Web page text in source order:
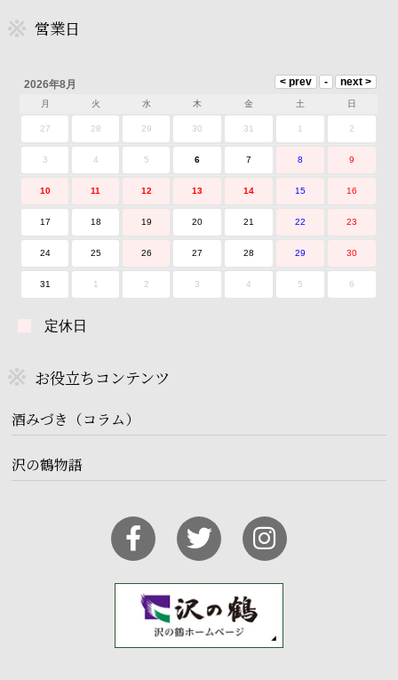
営業日
2026年8月
月 火 水 木 金 土 日
27 28 29 30 31 1 2
3 4 5 6 7 8 9
10 11 12 13 14 15 16
17 18 19 20 21 22 23
24 25 26 27 28 29 30
31 1 2 3 4 5 6
定休日
お役立ちコンテンツ
酒みづき（コラム）
沢の鶴物語